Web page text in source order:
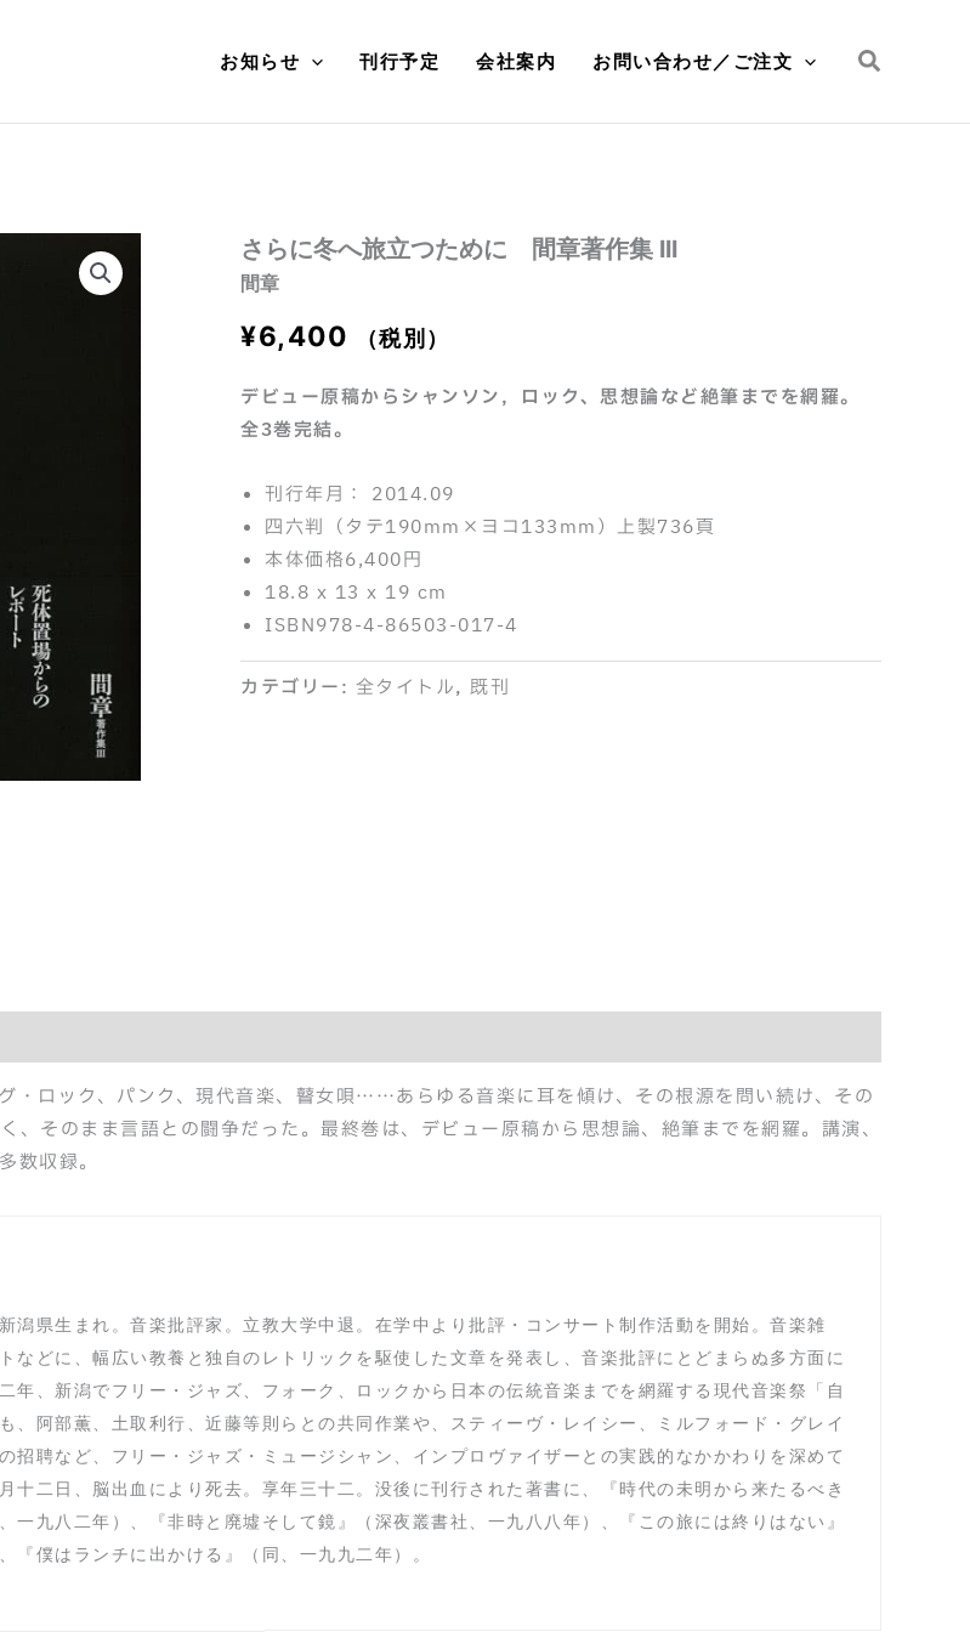
お知らせ 刊行予定 会社案内 お問い合わせ／ご注文
検
さらに冬へ旅立つために 間章著作集 III
間章
¥6,400 （税別）
デビュー原稿からシャンソン，ロック、思想論など絶筆までを網羅。
全3巻完結。
刊行年月： 2014.09
四六判（タテ190mm×ヨコ133mm）上製736頁
本体価格6,400円
18.8 x 13 x 19 cm
ISBN978-4-86503-017-4
カテゴリー: 全タイトル,既刊
・ロック、パンク、現代音楽、瞽女唄……あらゆる音楽に耳を傾け、その根源を問い続け、その
、そのまま言語との闘争だった。最終巻は、デビュー原稿から思想論、絶筆までを網羅。講演、
数収録。
潟県生まれ。音楽批評家。立教大学中退。在学中より批評・コンサート制作活動を開始。音楽雑
などに、幅広い教養と独自のレトリックを駆使した文章を発表し、音楽批評にとどまらぬ多方面に
年、新潟でフリー・ジャズ、フォーク、ロックから日本の伝統音楽までを網羅する現代音楽祭「自
、阿部薫、土取利行、近藤等則らとの共同作業や、スティーヴ・レイシー、ミルフォード・グレイ
招聘など、フリー・ジャズ・ミュージシャン、インプロヴァイザーとの実践的なかかわりを深めて
十二日、脳出血により死去。享年三十二。没後に刊行された著書に、『時代の未明から来たるべき
一九八二年）、『非時と廃墟そして鏡』（深夜叢書社、一九八八年）、『この旅には終りはない』
『僕はランチに出かける』（同、一九九二年）。